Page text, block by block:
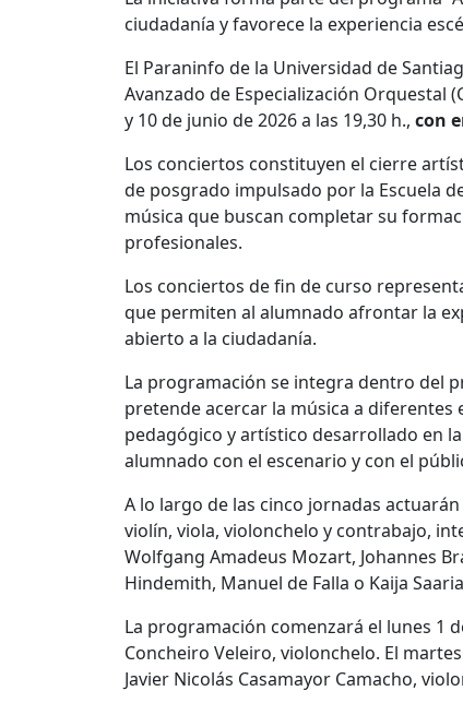
ciudadanía y favorece la experiencia
El Paraninfo de la Universidad de
Avanzado de Especialización Orquestal
y 10 de junio de 2026 a las 19,30 h., con
Los conciertos constituyen el cierre
de posgrado impulsado por la Escuela
música que buscan completar su
profesionales.
Los conciertos de fin de curso
que permiten al alumnado afrontar la
abierto a la ciudadanía.
La programación se integra dentro del
pretende acercar la música a diferentes
pedagógico y artístico desarrollado en
alumnado con el escenario y con el
A lo largo de las cinco jornadas
violín, viola, violonchelo y contrabajo,
Wolfgang Amadeus Mozart, Johannes
Hindemith, Manuel de Falla o Kaija
La programación comenzará el lunes 1
Concheiro Veleiro, violonchelo. El
Javier Nicolás Casamayor Camacho,